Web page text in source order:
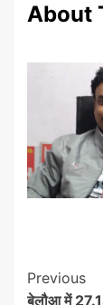
About
Post
Previous
बेलौआ में